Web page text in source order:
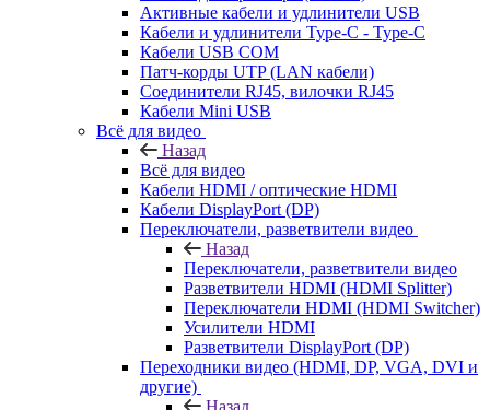
Активные кабели и удлинители USB
Кабели и удлинители Type-C - Type-C
Кабели USB COM
Патч-корды UTP (LAN кабели)
Соединители RJ45, вилочки RJ45
Кабели Mini USB
Всё для видео
Назад
Всё для видео
Кабели HDMI / оптические HDMI
Кабели DisplayPort (DP)
Переключатели, разветвители видео
Назад
Переключатели, разветвители видео
Разветвители HDMI (HDMI Splitter)
Переключатели HDMI (HDMI Switcher)
Усилители HDMI
Разветвители DisplayPort (DP)
Переходники видео (HDMI, DP, VGA, DVI и
другие)
Назад